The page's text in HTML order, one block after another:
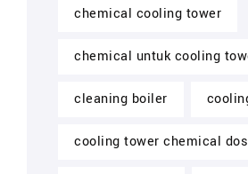
chemical cooling tower
chemical untuk cooling
cleaning boiler
cooling tower chemical